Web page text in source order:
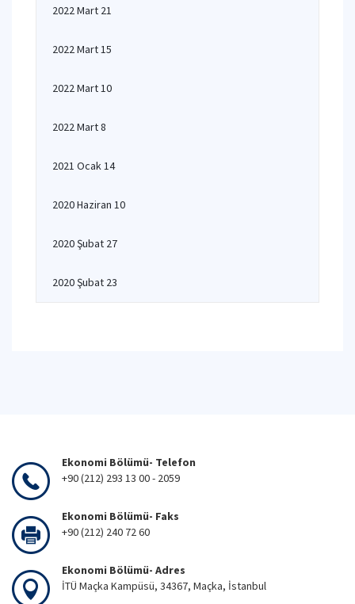
2022 Mart 21
2022 Mart 15
2022 Mart 10
2022 Mart 8
2021 Ocak 14
2020 Haziran 10
2020 Şubat 27
2020 Şubat 23
Ekonomi Bölümü- Telefon
+90 (212) 293 13 00 - 2059
Ekonomi Bölümü- Faks
+90 (212) 240 72 60
Ekonomi Bölümü- Adres
İTÜ Maçka Kampüsü, 34367, Maçka, İstanbul